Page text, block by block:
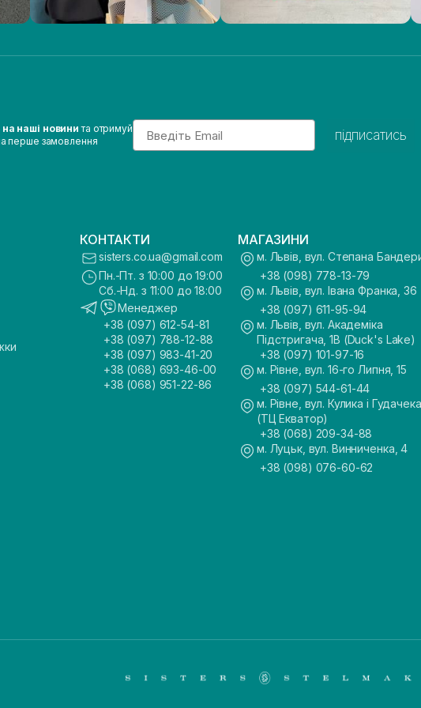
наші новинита отримуй
перше замовлення
Email
підписатись
КОНТАКТИ
sisters.co.ua@gmail.com
Пн.-Пт. з 10:00 до 19:00
Сб.-Нд. з 11:00 до 18:00
Менеджер
+38 (097) 612-54-81
+38 (097) 788-12-88
+38 (097) 983-41-20
+38 (068) 693-46-00
+38 (068) 951-22-86
МАГАЗИНИ
м. Львів, вул. Степана
+38 (098) 778-13-79
м. Львів, вул. Івана Франка, 36
+38 (097) 611-95-94
м. Львів, вул. Академіка
Підстригача, 1В (Duck's Lake)
+38 (097) 101-97-16
м. Рівне, вул. 16-го Липня, 15
+38 (097) 544-61-44
м. Рівне, вул. Кулика і
(ТЦ Екватор)
+38 (068) 209-34-88
м. Луцьк, вул. Винниченка, 4
+38 (098) 076-60-62